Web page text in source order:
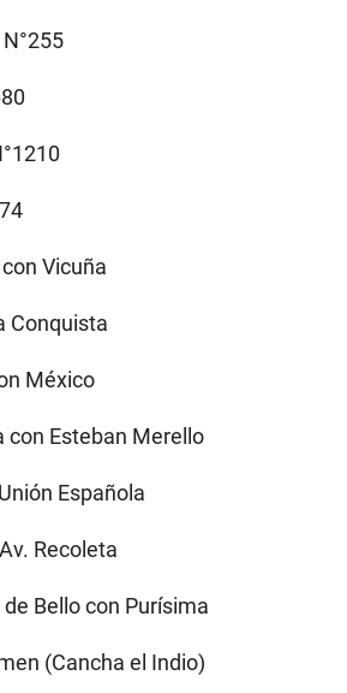
Vicuña
Conquista
México
con Esteban Merello
Española
Recoleta
Bello con Purísima
(Cancha el Indio)